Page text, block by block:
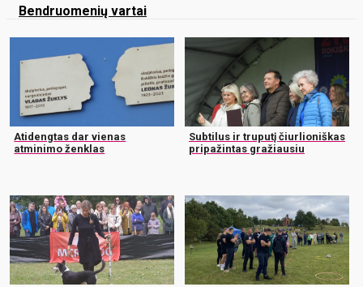
Bendruomenių vartai
Atidengtas dar vienas
atminimo ženklas
Subtilus ir truputį čiurlioniškas
pripažintas gražiausiu